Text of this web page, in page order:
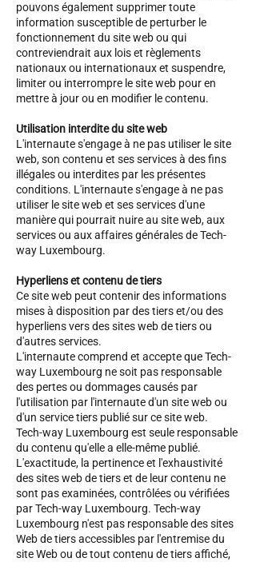
pouvons également supprimer toute
information susceptible de perturber le
fonctionnement du site web ou qui
contreviendrait aux lois et règlements
nationaux ou internationaux et suspendre,
limiter ou interrompre le site web pour en
mettre à jour ou en modifier le contenu.
Utilisation interdite du site web
L'internaute s'engage à ne pas utiliser le site
web, son contenu et ses services à des fins
illégales ou interdites par les présentes
conditions. L'internaute s'engage à ne pas
utiliser le site web et ses services d'une
manière qui pourrait nuire au site web, aux
services ou aux affaires générales de Tech-
way Luxembourg.
Hyperliens et contenu de tiers
Ce site web peut contenir des informations
mises à disposition par des tiers et/ou des
hyperliens vers des sites web de tiers ou
d'autres services.
L'internaute comprend et accepte que Tech-
way Luxembourg ne soit pas responsable
des pertes ou dommages causés par
l'utilisation par l'internaute d'un site web ou
d'un service tiers publié sur ce site web.
Tech-way Luxembourg est seule responsable
du contenu qu'elle a elle-même publié.
L'exactitude, la pertinence et l'exhaustivité
des sites web de tiers et de leur contenu ne
sont pas examinées, contrôlées ou vérifiées
par Tech-way Luxembourg. Tech-way
Luxembourg n'est pas responsable des sites
Web de tiers accessibles par l'entremise du
site Web ou de tout contenu de tiers affiché,